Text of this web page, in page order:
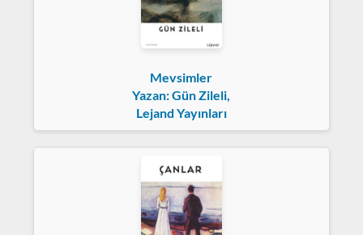
Mevsimler
Yazan: Gün Zileli,
Lejand Yayınları